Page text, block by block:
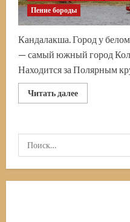
Пение бороды
Кандалакша. Город у
— самый южный город
Находится за Полярным
Читать далееПрочитать
больше
Крестовая,
наволок
Найти: